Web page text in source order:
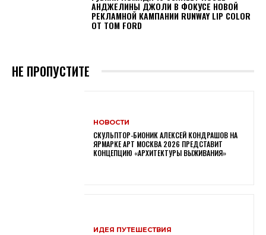
АНДЖЕЛИНЫ ДЖОЛИ В ФОКУСЕ НОВОЙ
РЕКЛАМНОЙ КАМПАНИИ RUNWAY LIP COLOR
ОТ TOM FORD
НЕ ПРОПУСТИТЕ
НОВОСТИ
СКУЛЬПТОР-БИОНИК АЛЕКСЕЙ КОНДРАШОВ НА
ЯРМАРКЕ АРТ МОСКВА 2026 ПРЕДСТАВИТ
КОНЦЕПЦИЮ «АРХИТЕКТУРЫ ВЫЖИВАНИЯ»
ИДЕЯ ПУТЕШЕСТВИЯ